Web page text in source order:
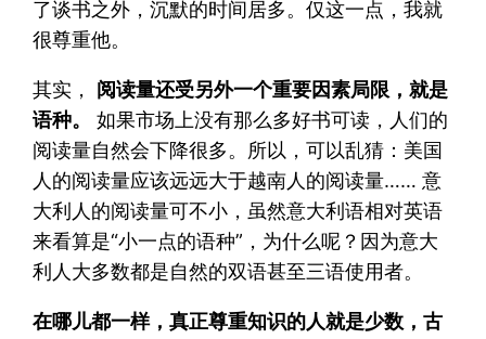
了谈书之外，沉默的时间居多。仅这一点，我就
很尊重他。
其实， 阅读量还受另外一个重要因素局限，就是
语种。
如果市场上没有那么多好书可读，人们的
阅读量自然会下降很多。所以，可以乱猜：美国
人的阅读量应该远远大于越南人的阅读量…… 意
大利人的阅读量可不小，虽然意大利语相对英语
来看算是“小一点的语种”，为什么呢？因为意大
利人大多数都是自然的双语甚至三语使用者。
在哪儿都一样，真正尊重知识的人就是少数，古